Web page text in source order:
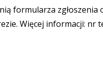
formularza
Więcej informacji: nr